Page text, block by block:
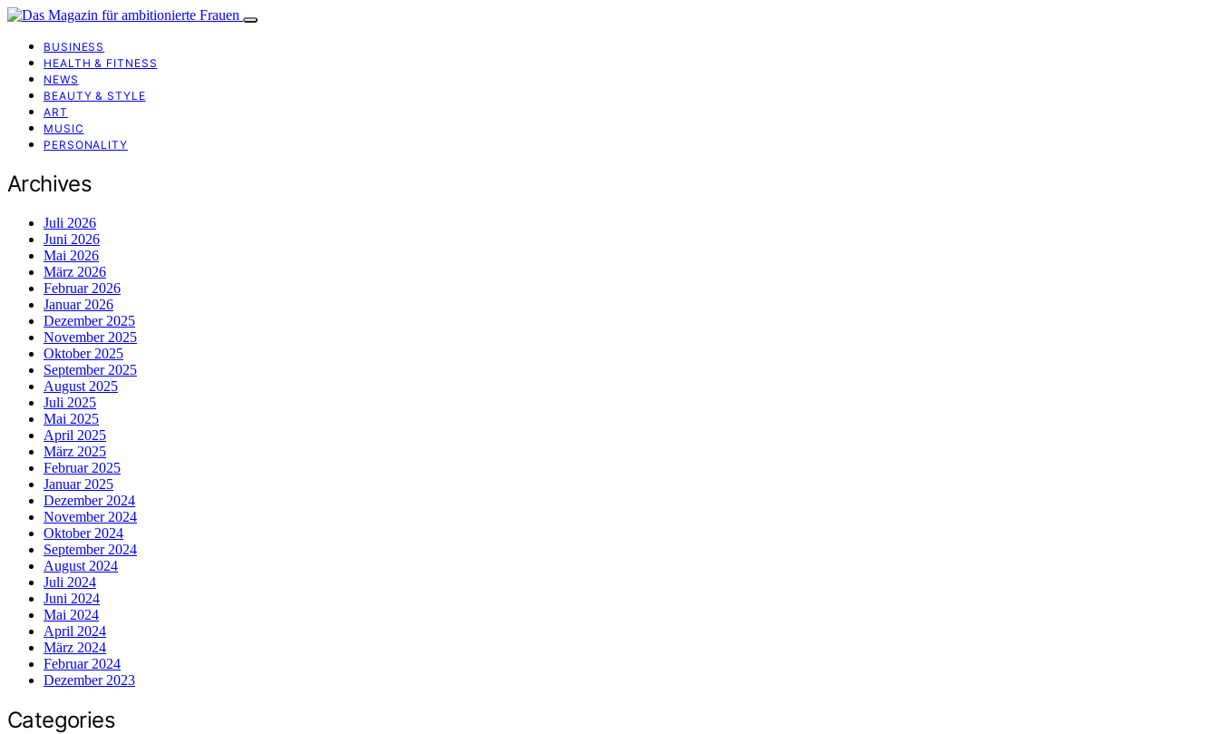
BUSINESS
HEALTH & FITNESS
NEWS
BEAUTY & STYLE
ART
MUSIC
PERSONALITY
Archives
Juli 2026
Juni 2026
Mai 2026
März 2026
Februar 2026
Januar 2026
Dezember 2025
November 2025
Oktober 2025
September 2025
August 2025
Juli 2025
Mai 2025
April 2025
März 2025
Februar 2025
Januar 2025
Dezember 2024
November 2024
Oktober 2024
September 2024
August 2024
Juli 2024
Juni 2024
Mai 2024
April 2024
März 2024
Februar 2024
Dezember 2023
Categories